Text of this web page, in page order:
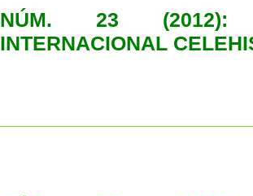
NÚM. 23 (2012):
INTERNACIONAL